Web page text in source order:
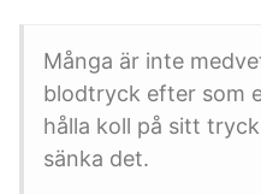
Många är inte
blodtryck efter som
hålla koll på sitt
sänka det.